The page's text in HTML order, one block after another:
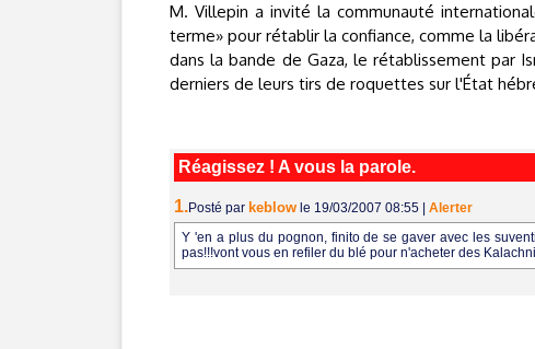
M. Villepin a invité la communauté
terme» pour rétablir la confiance, comme la
dans la bande de Gaza, le rétablissement par
derniers de leurs tirs de roquettes sur l'État
Réagissez ! A vous la parole.
1.Posté par keblow le 19/03/2007 08:55
Alerter
Y 'en a plus du pognon, finito de se gaver avec les
pas!!!vont vous en refiler du blé pour n'acheter des